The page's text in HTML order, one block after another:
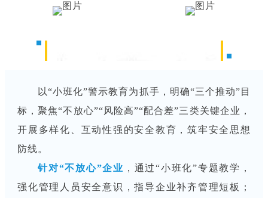
以“小班化”警示教育为抓手，明确“三个推动”目
标，聚焦“不放心”“风险高”“配合差”三类关键企业，
开展多样化、互动性强的安全教育，筑牢安全思想
防线。
针对“不放心”企业 ，通过“小班化”专题教学，
强化管理人员安全意识，指导企业补齐管理短板；